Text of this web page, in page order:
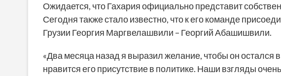
Ожидается, что Гахария официально представит
Сегодня также стало известно, что к его команде
Грузии Георгия Маргвелашвили – Георгий Абашишвили.
«Два месяца назад я выразил желание, чтобы он остался
нравится его присутствие в политике. Наши взгляды